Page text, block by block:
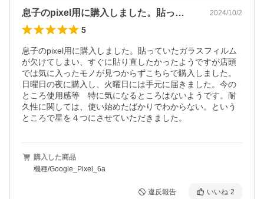
息子のpixel用に購入しました。貼っ… 2024/10/2
5
息子のpixel用に購入しました。貼っていたガラスフィルム
が欠けてしまい、すぐに貼り直したかったようですが店頭
では気に入ったモノが見つからずこちらで購入しました。
日曜日の夜に購入し、火曜日には手元に届きました。今の
ところ使用感等　特に気になるところはないようです。耐
久性に関しては、使い始めたばかりでわからない。という
ところで星を４つにさせていただきました。
購入した商品
機種/Google_Pixel_6a
違反報告 いいね 2